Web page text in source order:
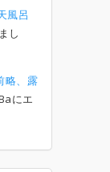
風呂
し
略、露
にエ